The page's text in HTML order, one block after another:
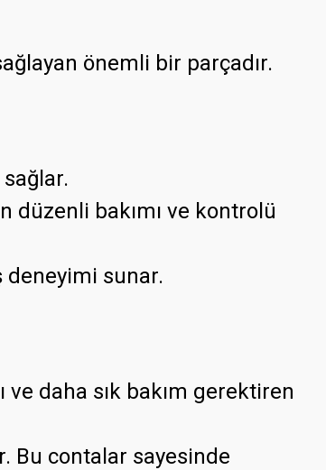
önemli bir parçadır.
düzenli bakımı ve kontrolü
deneyimi sunar.
daha sık bakım gerektiren
Bu contalar sayesinde